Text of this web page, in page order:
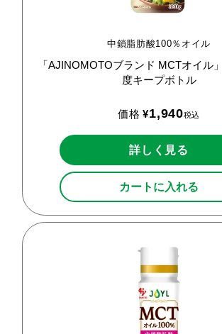
中鎖脂肪酸100％オイル
「AJINOMOTOブランド MCTオイル」
度キープボトル
価格 ¥1,940税込
詳しく見る
カートに入れる